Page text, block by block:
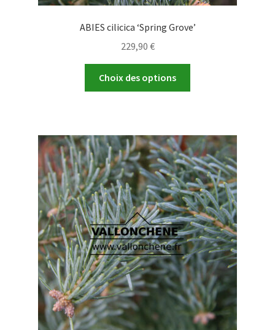
ABIES cilicica ‘Spring Grove’
229,90 €
Choix des options
variations.
Les
options
peuvent
être
choisies
sur
la
page
du
produit